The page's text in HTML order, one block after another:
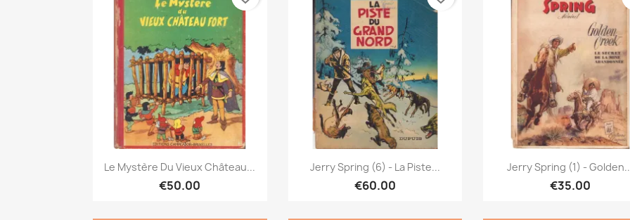
 Quick view
Le Mystère Du Vieux Château...
€50.00
Quick view
Jerry Spring (6) - La Piste...
€60.00
Quick view
Jerry Spring (1) -
€35.00